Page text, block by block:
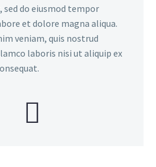
do eiusmod tempor
et dolore magna aliqua.
veniam, quis nostrud
laboris nisi ut aliquip ex

